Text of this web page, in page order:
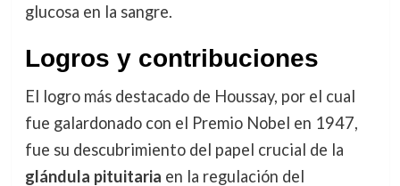
glucosa en la sangre.
Logros y contribuciones
El logro más destacado de Houssay, por el cual
fue galardonado con el Premio Nobel en 1947,
fue su descubrimiento del papel crucial de la
glándula pituitaria en la regulación del